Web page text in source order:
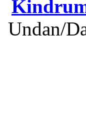
Undan/